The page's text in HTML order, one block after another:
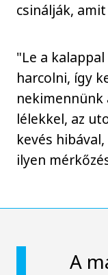
csinálják,
"Le a
harcolni, így
nekimennünk
lélekkel, az
kevés
ilyen
A